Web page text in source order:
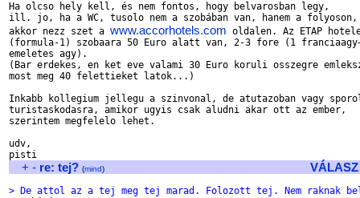
Ha olcso hely kell, és nem fontos, hogy belvarosban legy,
ill. jo, ha a WC, tusolo nem a szobában van, hanem a folyoson,
akkor nezz szet a www.accorhotels.com oldalen. Az ETAP
(formula-1) szobaara 50 Euro alatt van, 2-3 fore (1
emeletes agy).
(Bar erdekes, en ket eve valami 30 Euro koruli osszegre
most meg 40 felettieket latok...)
Inkabb kollegium jellegu a szinvonal, de atutazoban vagy
turistaskodasra, amikor ugyis csak aludni akar ott az ember,
szerintem megfelelo lehet.
udv,
+ - re: tej? (mind) VÁLASZ
> De attol az a tej meg tej marad. Folozott tej. Nem raknak